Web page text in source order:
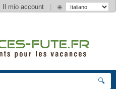
Il mio account | 🌐
🔍